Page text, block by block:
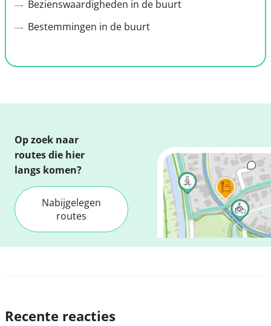
Bezienswaardigheden in de buurt
Bestemmingen in de buurt
Op zoek naar
routes die hier
langs komen?
Nabijgelegen
routes
Recente reacties